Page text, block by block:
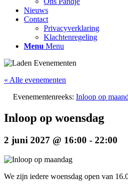
Nieuws
Contact
Privacyverklaring
Klachtenregeling
Menu Menu
« Alle evenementen
Evenementenreeks: Inloop op
Inloop op woensdag
2 juni 2027 @ 16:00 - 22:00
We zijn iedere woensdag open van